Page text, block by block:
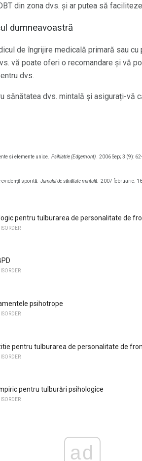
din zona dvs. și ar putea să
dumneavoastră
de îngrijire medicală primară sau
vă poate oferi o recomandare și vă
dvs.
sănătatea dvs. mintală și asigurați-vă
si elemente unice. Psihiatrie (Edgemont). 2006 Sep; 3 (9):
sporită. Jurnalul de sănătate mintală. 2007 februarie;
pentru tulburarea de personalitate de
psihotrope
pentru tulburarea de personalitate de
pentru tulburări psihologice
ad